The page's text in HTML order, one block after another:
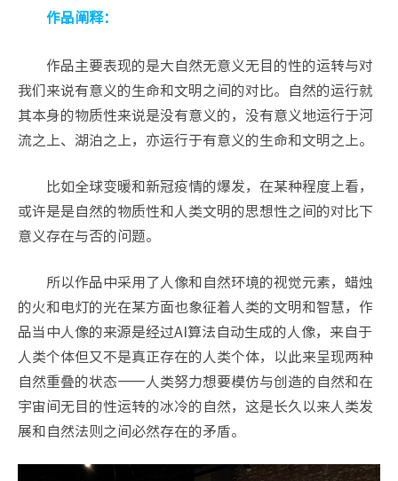
作品阐释：
作品主要表现的是大自然无意义无目的性的运转与对
我们来说有意义的生命和文明之间的对比。自然的运行就
其本身的物质性来说是没有意义的，没有意义地运行于河
流之上、湖泊之上，亦运行于有意义的生命和文明之上。
比如全球变暖和新冠疫情的爆发，在某种程度上看，
或许是是自然的物质性和人类文明的思想性之间的对比下
意义存在与否的问题。
所以作品中采用了人像和自然环境的视觉元素，蜡烛
的火和电灯的光在某方面也象征着人类的文明和智慧，作
品当中人像的来源是经过AI算法自动生成的人像，来自于
人类个体但又不是真正存在的人类个体，以此来呈现两种
自然重叠的状态——人类努力想要模仿与创造的自然和在
宇宙间无目的性运转的冰冷的自然，这是长久以来人类发
展和自然法则之间必然存在的矛盾。